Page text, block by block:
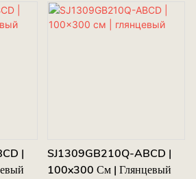
|
SJ1309GB210Q-ABCD |
100x300 См | Глянцевый